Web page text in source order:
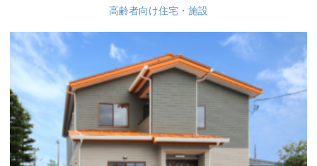
高齢者向け住宅・施設